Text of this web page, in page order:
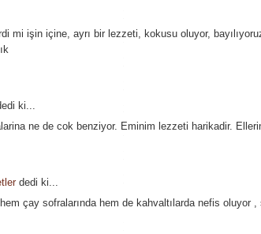
mi işin içine, ayrı bir lezzeti, kokusu oluyor,
ki...
ne de cok benziyor. Eminim lezzeti harikadir.
dedi ki...
çay sofralarında hem de kahvaltılarda nefis oluyor ,